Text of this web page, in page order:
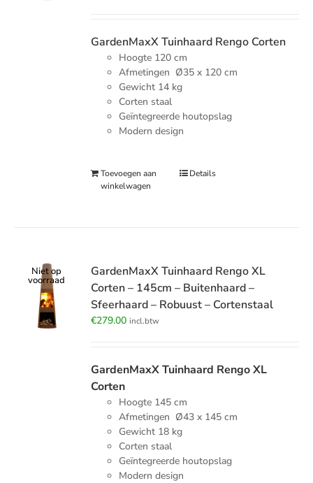
GardenMaxX Tuinhaard Rengo Corten
Hoogte 120 cm
Afmetingen Ø35 x 120 cm
Gewicht 14 kg
Corten staal
Geïntegreerde houtopslag
Modern design
Toevoegen aan
winkelwagen
Details
Niet op
voorraad
GardenMaxX Tuinhaard Rengo XL
Corten – 145cm – Buitenhaard –
Sfeerhaard – Robuust – Cortenstaal
€279.00 incl.btw
GardenMaxX Tuinhaard Rengo XL
Corten
Hoogte 145 cm
Afmetingen Ø43 x 145 cm
Gewicht 18 kg
Corten staal
Geïntegreerde houtopslag
Modern design